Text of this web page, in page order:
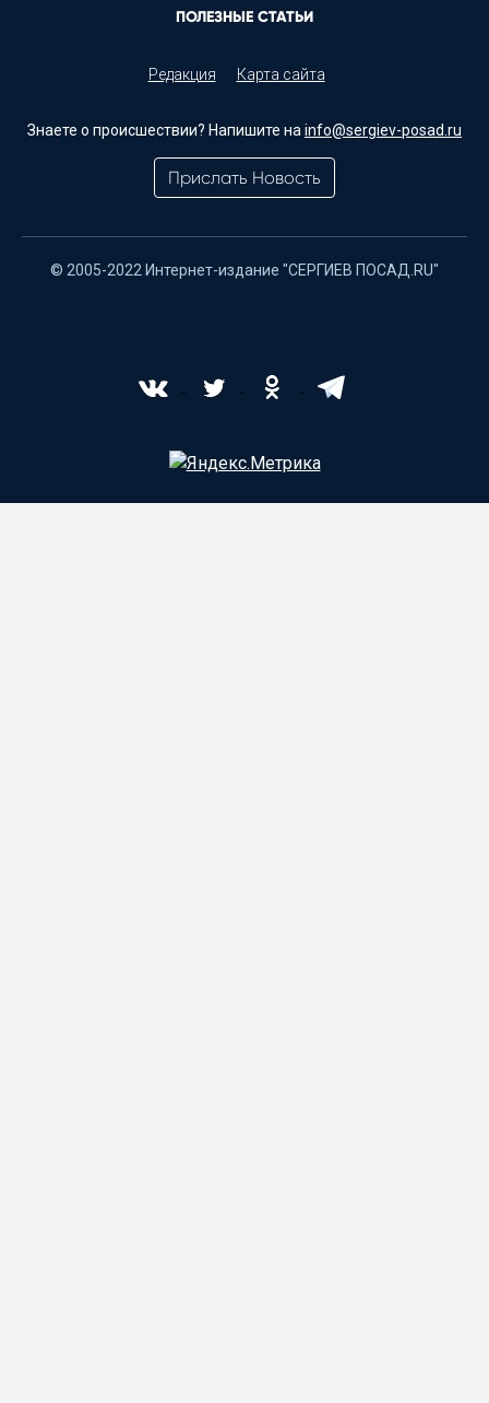
ПОЛЕЗНЫЕ СТАТЬИ
Редакция Карта сайта
Знаете о происшествии? Напишите на info@sergiev-posad.ru
Прислать Новость
© 2005-2022 Интернет-издание "СЕРГИЕВ ПОСАД.RU"